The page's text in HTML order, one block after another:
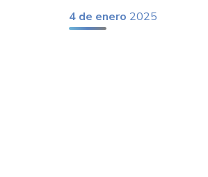
4 de enero 2025